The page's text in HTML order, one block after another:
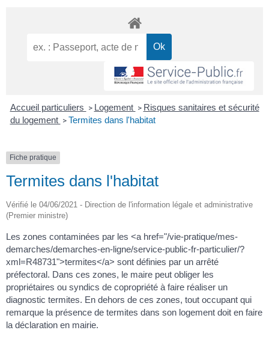
Accueil particuliers > Logement > Risques sanitaires et sécurité
du logement > Termites dans l'habitat
Fiche pratique
Termites dans l'habitat
Vérifié le 04/06/2021 - Direction de l'information légale et administrative
(Premier ministre)
Les zones contaminées par les <a href="/vie-pratique/mes-
demarches/demarches-en-ligne/service-public-fr-particulier/?
xml=R48731">termites</a> sont définies par un arrêté
préfectoral. Dans ces zones, le maire peut obliger les
propriétaires ou syndics de copropriété à faire réaliser un
diagnostic termites. En dehors de ces zones, tout occupant qui
remarque la présence de termites dans son logement doit en faire
la déclaration en mairie.